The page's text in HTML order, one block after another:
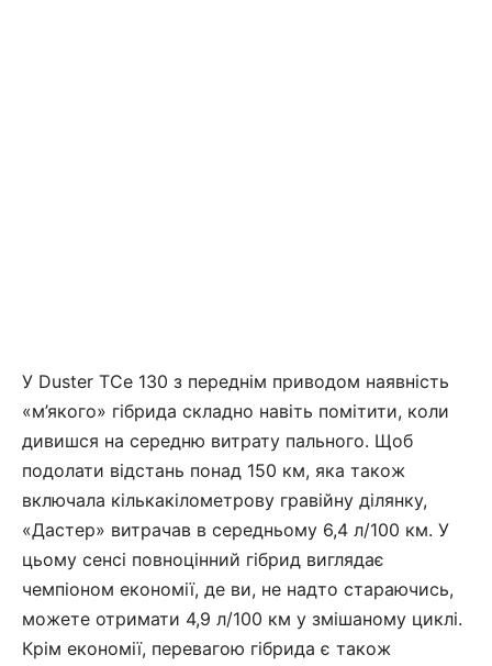
У Duster TCe 130 з переднім приводом наявність
«м’якого» гібрида складно навіть помітити, коли
дивишся на середню витрату пального. Щоб
подолати відстань понад 150 км, яка також
включала кількакілометрову гравійну ділянку,
«Дастер» витрачав в середньому 6,4 л/100 км. У
цьому сенсі повноцінний гібрид виглядає
чемпіоном економії, де ви, не надто стараючись,
можете отримати 4,9 л/100 км у змішаному циклі.
Крім економії, перевагою гібрида є також